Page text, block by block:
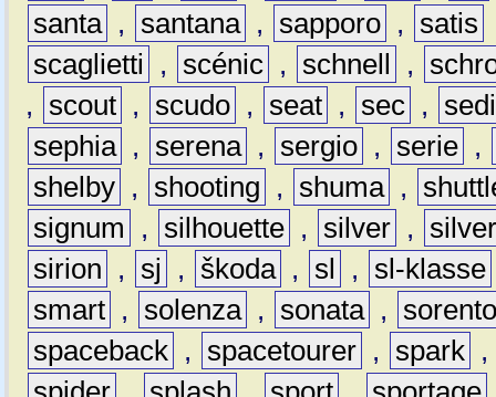
santa , santana , sapporo , satis
scaglietti
, scénic , schnell ,
,
scout , scudo , seat , sec ,
sephia , serena , sergio , serie ,
shelby , shooting , shuma ,
signum
, silhouette , silver ,
sirion
, sj , škoda , sl , sl-klasse
smart , solenza , sonata ,
spaceback , spacetourer , spark ,